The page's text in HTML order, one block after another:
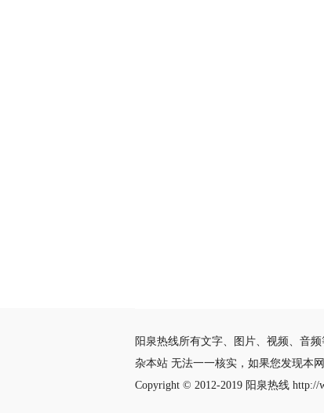
阳泉热线所有文字、图片、视频、音
杂本站 无法一一核实，如果您发现本
Copyright © 2012-2019 阳泉热线 http://